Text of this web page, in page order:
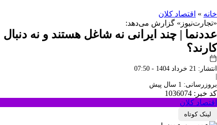
خانه » اقتصاد کلان
«تجارت‌نیوز» گزارش می‌دهد:
عددنما | چند ایرانی نه شاغل هستند و نه دنبال
کارند؟
انتشار: 21 خرداد 1404 - 07:50
بروزرسانی: 1 سال پیش
کد خبر: 1036074
اقتصاد کلان
لینک کوتاه